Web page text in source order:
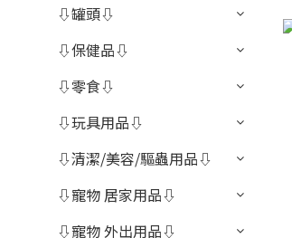
⇩罐頭⇩
⇩保健品⇩
⇩零食⇩
⇩玩具用品⇩
⇩清潔/美容/驅蟲用品⇩
⇩寵物 居家用品⇩
⇩寵物 外出用品⇩